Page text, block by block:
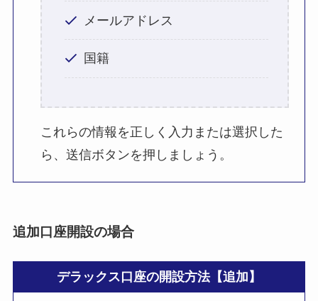
メールアドレス
国籍
これらの情報を正しく入力または選択した
ら、送信ボタンを押しましょう。
追加口座開設の場合
デラックス口座の開設方法【追加】